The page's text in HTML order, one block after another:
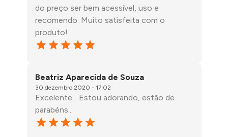
do preço ser bem acessível, uso e
recomendo. Muito satisfeita com o
produto!
Beatriz Aparecida de Souza
30 dezembro 2020 - 17:02
Excelente... Estou adorando, estão de
parabéns...